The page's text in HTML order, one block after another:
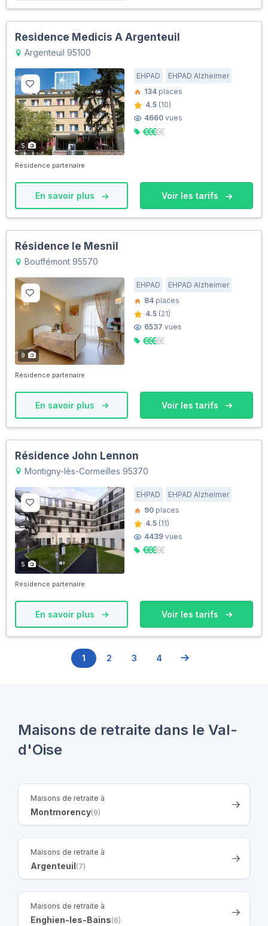
Residence Medicis A Argenteuil
Argenteuil 95100
5
EHPAD
EHPAD Alzheimer
134 places
4.5 (10)
4660 vues
Résidence partenaire
En savoir plus Voir les tarifs
Résidence le Mesnil
Bouffémont 95570
9
EHPAD
EHPAD Alzheimer
84 places
4.5 (21)
6537 vues
Résidence partenaire
En savoir plus Voir les tarifs
Résidence John Lennon
Montigny-lès-Cormeilles 95370
5
EHPAD
EHPAD Alzheimer
90 places
4.5 (11)
4439 vues
Résidence partenaire
En savoir plus Voir les tarifs
1 2 3 4
Maisons de retraite dans le Val-
d'Oise
Maisons de retraite à
Montmorency(9)
Maisons de retraite à
Argenteuil(7)
Maisons de retraite à
Enghien-les-Bains(6)